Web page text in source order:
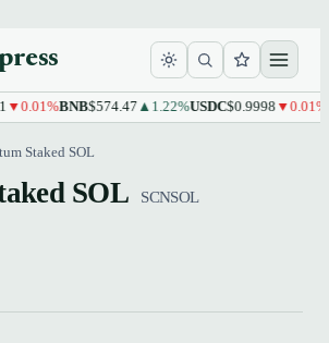
BNB$574.47▲1.22%USDC$0.9998▼0.01%
Staked SOL
SOL SCNSOL